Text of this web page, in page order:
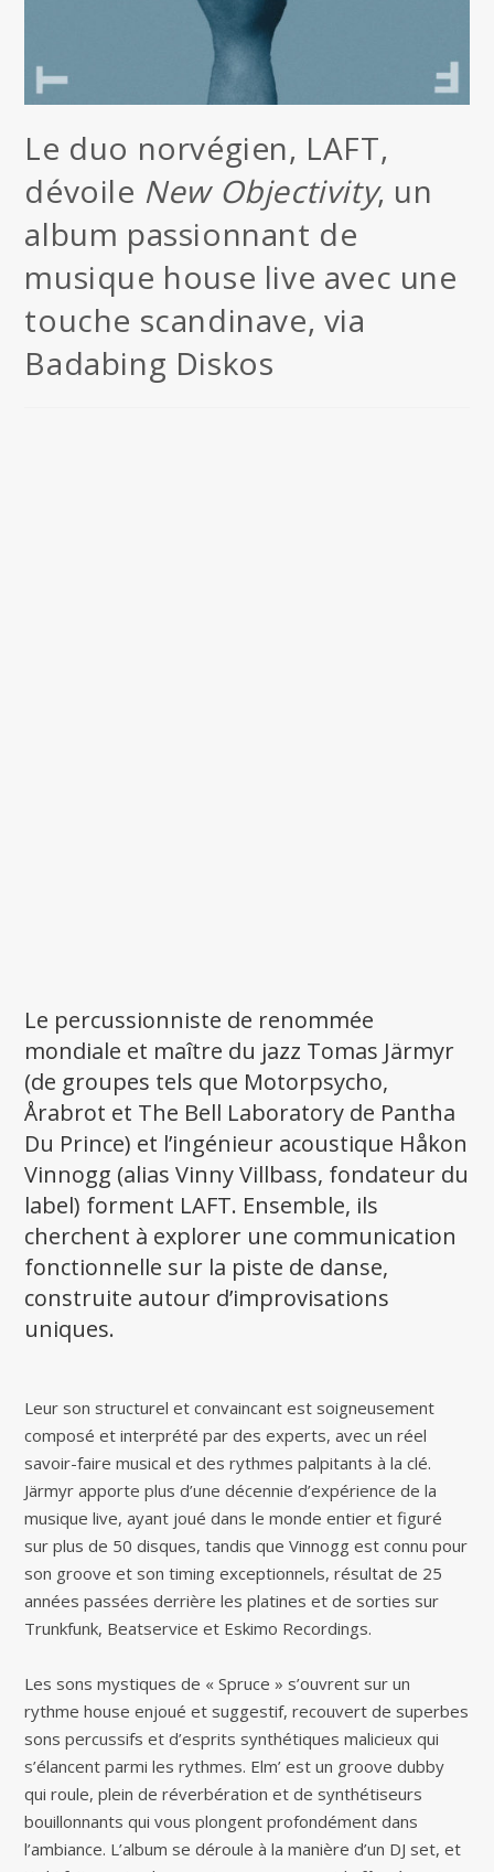
Le duo norvégien, LAFT,
dévoile New Objectivity, un
album passionnant de
musique house live avec une
touche scandinave, via
Badabing Diskos
Le percussionniste de renommée
mondiale et maître du jazz Tomas Järmyr
(de groupes tels que Motorpsycho,
Årabrot et The Bell Laboratory de Pantha
Du Prince) et l’ingénieur acoustique Håkon
Vinnogg (alias Vinny Villbass, fondateur du
label) forment LAFT. Ensemble, ils
cherchent à explorer une communication
fonctionnelle sur la piste de danse,
construite autour d’improvisations
uniques.
Leur son structurel et convaincant est soigneusement
composé et interprété par des experts, avec un réel
savoir-faire musical et des rythmes palpitants à la clé.
Järmyr apporte plus d’une décennie d’expérience de la
musique live, ayant joué dans le monde entier et figuré
sur plus de 50 disques, tandis que Vinnogg est connu pour
son groove et son timing exceptionnels, résultat de 25
années passées derrière les platines et de sorties sur
Trunkfunk, Beatservice et Eskimo Recordings.
Les sons mystiques de « Spruce » s’ouvrent sur un
rythme house enjoué et suggestif, recouvert de superbes
sons percussifs et d’esprits synthétiques malicieux qui
s’élancent parmi les rythmes. Elm’ est un groove dubby
qui roule, plein de réverbération et de synthétiseurs
bouillonnants qui vous plongent profondément dans
l’ambiance. L’album se déroule à la manière d’un DJ set, et